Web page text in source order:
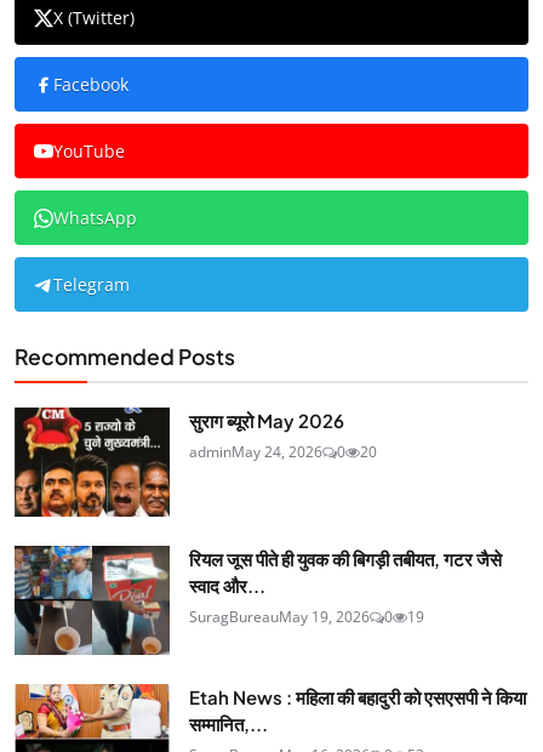
X (Twitter)
Facebook
YouTube
WhatsApp
Telegram
Recommended Posts
सुराग ब्यूरो May 2026
adminMay 24, 2026 0 20
रियल जूस पीते ही युवक की बिगड़ी तबीयत, गटर जैसे
स्वाद और...
SuragBureauMay 19, 2026 0 19
Etah News : महिला की बहादुरी को एसएसपी ने किया
सम्मानित,...